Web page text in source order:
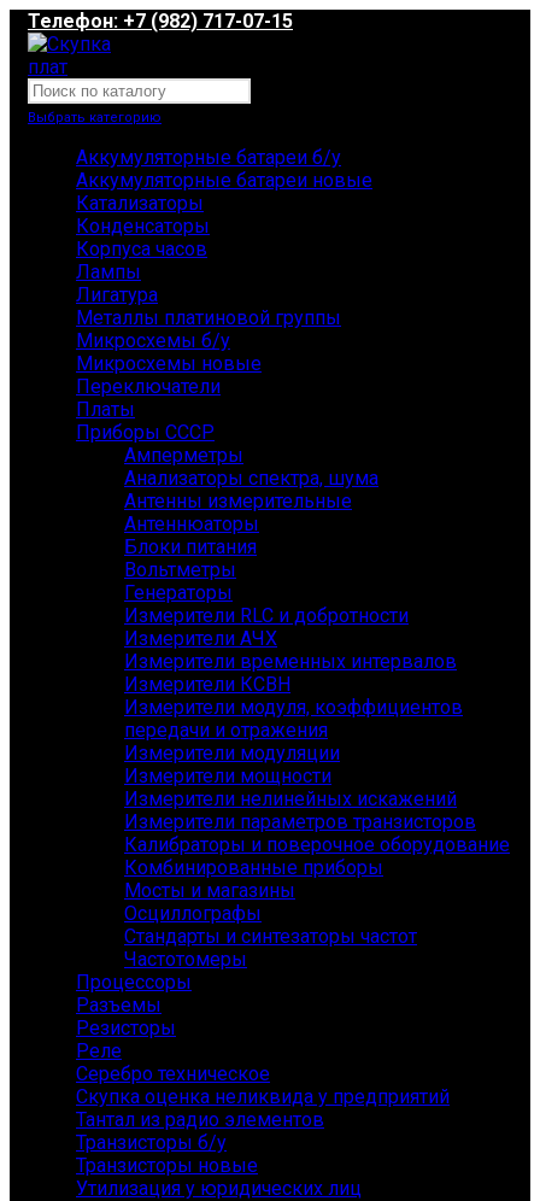
Телефон: +7 (982) 717-07-15
Выбрать категорию
Аккумуляторные батареи б/у
Аккумуляторные батареи новые
Катализаторы
Конденсаторы
Корпуса часов
Лампы
Лигатура
Металлы платиновой группы
Микросхемы б/у
Микросхемы новые
Переключатели
Платы
Приборы СССР
Амперметры
Анализаторы спектра, шума
Антенны измерительные
Антеннюаторы
Блоки питания
Вольтметры
Генераторы
Измерители RLC и добротности
Измерители АЧХ
Измерители временных интервалов
Измерители КСВН
Измерители модуля, коэффициентов
передачи и отражения
Измерители модуляции
Измерители мощности
Измерители нелинейных искажений
Измерители параметров транзисторов
Калибраторы и поверочное оборудование
Комбинированные приборы
Мосты и магазины
Осциллографы
Стандарты и синтезаторы частот
Частотомеры
Процессоры
Разъемы
Резисторы
Реле
Серебро техническое
Скупка оценка неликвида у предприятий
Тантал из радио элементов
Транзисторы б/у
Транзисторы новые
Утилизация у юридических лиц